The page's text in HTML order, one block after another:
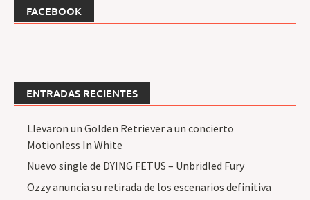
FACEBOOK
ENTRADAS RECIENTES
Llevaron un Golden Retriever a un concierto
Motionless In White
Nuevo single de DYING FETUS – Unbridled Fury
Ozzy anuncia su retirada de los escenarios definitiva